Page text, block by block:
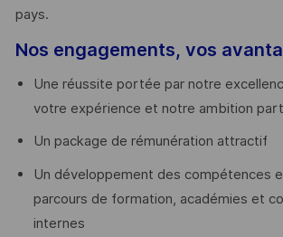
pays. ​
Nos engagements, vos
Une réussite portée par notre
votre expérience et notre ambition
Un package de rémunération attractif
Un développement des compétences
parcours de formation, académies et
internes